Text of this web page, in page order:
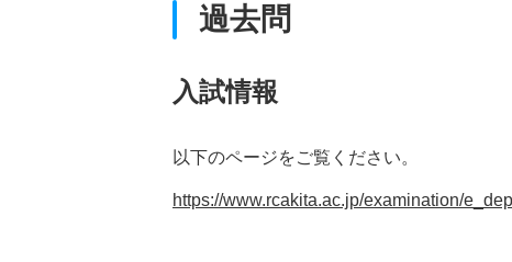
過去問
入試情報
以下のページをご覧ください。
https://www.rcakita.ac.jp/examination/